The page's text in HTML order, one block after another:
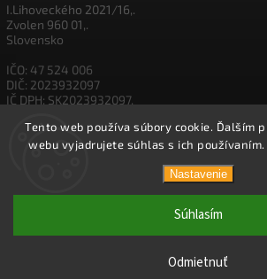
Tento web používa súbory cookie. Ďalším
webu vyjadrujete súhlas s ich
Nastavenie
Odmietnuť
Súhlasím
I.Lihoveckého 2021/16,.
Zvolen 960 01,.
Slovensko
IČO: 47 524 006
DIČ: 2023932097
IČ DPH: SK2023932097,
IBAN: SK26 1111 0000 0012 3500 5003